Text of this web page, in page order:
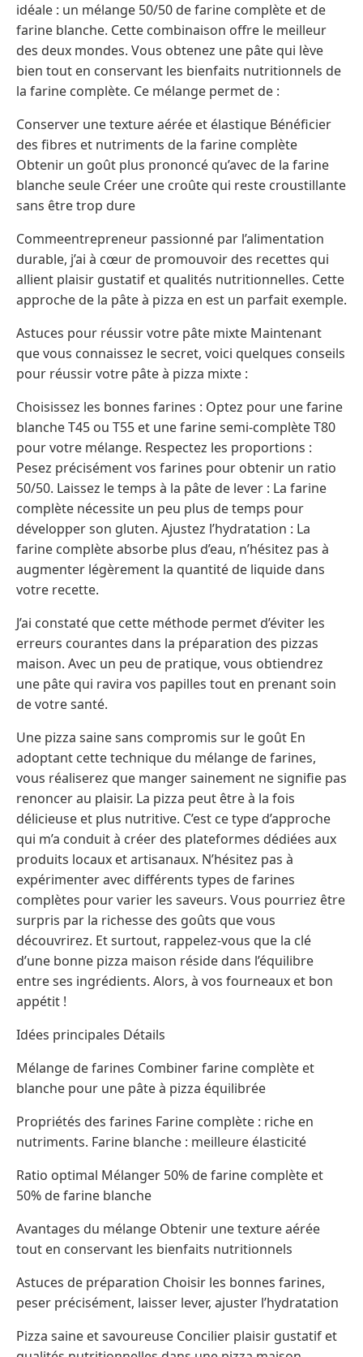
idéale : un mélange 50/50 de farine complète et de
farine blanche. Cette combinaison offre le meilleur
des deux mondes. Vous obtenez une pâte qui lève
bien tout en conservant les bienfaits nutritionnels de
la farine complète. Ce mélange permet de :
Conserver une texture aérée et élastique Bénéficier
des fibres et nutriments de la farine complète
Obtenir un goût plus prononcé qu’avec de la farine
blanche seule Créer une croûte qui reste croustillante
sans être trop dure
Commeentrepreneur passionné par l’alimentation
durable, j’ai à cœur de promouvoir des recettes qui
allient plaisir gustatif et qualités nutritionnelles. Cette
approche de la pâte à pizza en est un parfait exemple.
Astuces pour réussir votre pâte mixte Maintenant
que vous connaissez le secret, voici quelques conseils
pour réussir votre pâte à pizza mixte :
Choisissez les bonnes farines : Optez pour une farine
blanche T45 ou T55 et une farine semi-complète T80
pour votre mélange. Respectez les proportions :
Pesez précisément vos farines pour obtenir un ratio
50/50. Laissez le temps à la pâte de lever : La farine
complète nécessite un peu plus de temps pour
développer son gluten. Ajustez l’hydratation : La
farine complète absorbe plus d’eau, n’hésitez pas à
augmenter légèrement la quantité de liquide dans
votre recette.
J’ai constaté que cette méthode permet d’éviter les
erreurs courantes dans la préparation des pizzas
maison. Avec un peu de pratique, vous obtiendrez
une pâte qui ravira vos papilles tout en prenant soin
de votre santé.
Une pizza saine sans compromis sur le goût En
adoptant cette technique du mélange de farines,
vous réaliserez que manger sainement ne signifie pas
renoncer au plaisir. La pizza peut être à la fois
délicieuse et plus nutritive. C’est ce type d’approche
qui m’a conduit à créer des plateformes dédiées aux
produits locaux et artisanaux. N’hésitez pas à
expérimenter avec différents types de farines
complètes pour varier les saveurs. Vous pourriez être
surpris par la richesse des goûts que vous
découvrirez. Et surtout, rappelez-vous que la clé
d’une bonne pizza maison réside dans l’équilibre
entre ses ingrédients. Alors, à vos fourneaux et bon
appétit !
Idées principales Détails
Mélange de farines Combiner farine complète et
blanche pour une pâte à pizza équilibrée
Propriétés des farines Farine complète : riche en
nutriments. Farine blanche : meilleure élasticité
Ratio optimal Mélanger 50% de farine complète et
50% de farine blanche
Avantages du mélange Obtenir une texture aérée
tout en conservant les bienfaits nutritionnels
Astuces de préparation Choisir les bonnes farines,
peser précisément, laisser lever, ajuster l’hydratation
Pizza saine et savoureuse Concilier plaisir gustatif et